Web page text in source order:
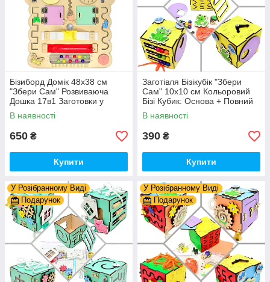
Бізиборд Домік 48x38 см
"Збери Сам" Розвиваюча
Дошка 17в1 Заготовки у
Разобранному вигляді +
Деталі та Фарба
В наявності
650 ₴
Купити
Заготівля Бізікубік "Збери
Сам" 10х10 см Кольоровий
Бізі Кубик: Основа + Повний
Комплект (в Розібраному
Виді) Кубік Бізи, Жовтий
В наявності
390 ₴
Купити
У Розібранному Виді
Подарунок
У Розібранному Виді
Подарунок